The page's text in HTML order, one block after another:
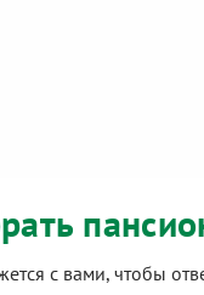
с вами, чтобы